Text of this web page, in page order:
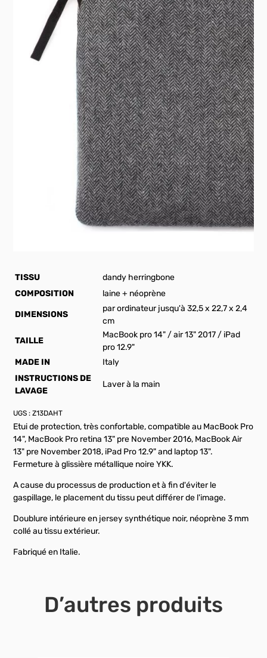
TISSU
dandy herringbone
COMPOSITION
laine + néoprène
DIMENSIONS
par ordinateur jusqu'à 32,5 x 22,7 x 2,4
cm
TAILLE
MacBook pro 14" / air 13" 2017 / iPad
pro 12.9"
MADE IN
Italy
INSTRUCTIONS DE
LAVAGE
Laver à la main
UGS :Z13DAHT
Etui de protection, très confortable, compatible au MacBook Pro
14", MacBook Pro retina 13" pre November 2016, MacBook Air
13" pre November 2018, iPad Pro 12.9" and laptop 13".
Fermeture à glissière métallique noire YKK.
A cause du processus de production et à fin d'éviter le
gaspillage, le placement du tissu peut différer de l'image.
Doublure intérieure en jersey synthétique noir, néoprène 3 mm
collé au tissu extérieur.
Fabriqué en Italie.
D’autres produits